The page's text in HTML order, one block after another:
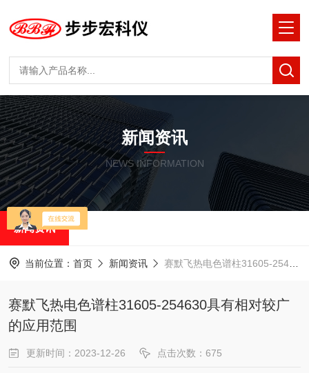
新闻资讯
NEWS INFORMATION
新闻资讯
当前位置： 首页 新闻资讯 赛默飞热电色谱柱31605-254630具有相对较广的应用范围
赛默飞热电色谱柱31605-254630具有相对较广
的应用范围
更新时间：2023-12-26 点击次数：675